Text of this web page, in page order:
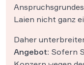
Laien nicht ganz
Daher
Angebot: Sofern